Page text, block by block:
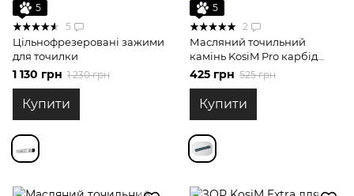
5
5
Цільнофрезеровані зажими
для точилки
1 130 грн 1 230 грн
Купити
5
2
Масляний точильний
камінь KosiM Pro карбід
кремнію 150 grit
425 грн 525 грн
Купити